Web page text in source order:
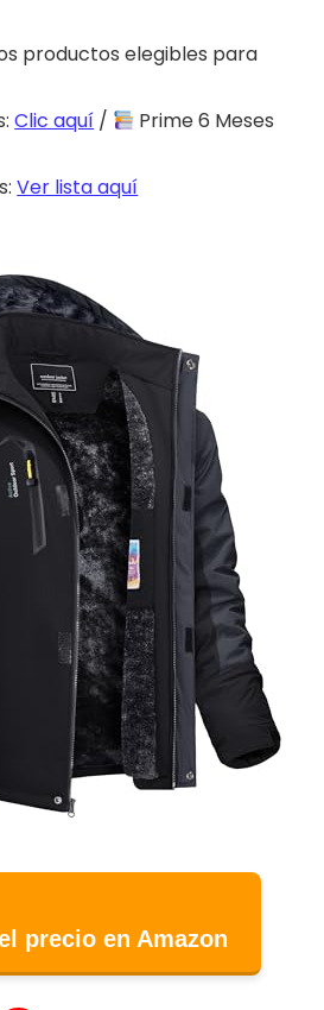
productos elegibles para
Clic aquí /
Prime 6 Meses
Ver lista aquí
precio en Amazon